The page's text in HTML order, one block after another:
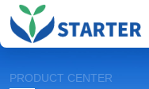
PRODUCT CENTER